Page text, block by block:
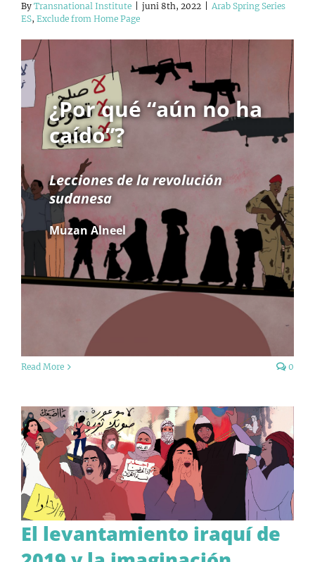
By Transnational Institute juni 8th, 2022
Arab Spring Series
ES, Exclude from Home Page
¿Por qué “aún no ha
caído”?
Lecciones de la revolución
sudanesa
Muzan Alneel
Read More 0
El levantamiento iraquí de